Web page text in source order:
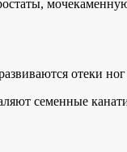
отеки
семенные